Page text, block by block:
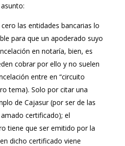
las entidades bancarias lo
para que un apoderado suyo
en notaría, bien, es
cobrar por ello y no suelen
entre en “circuito
tema). Solo por citar una
de Cajasur (por ser de las
certificado); el
tiene que ser emitido por la
dicho certificado viene